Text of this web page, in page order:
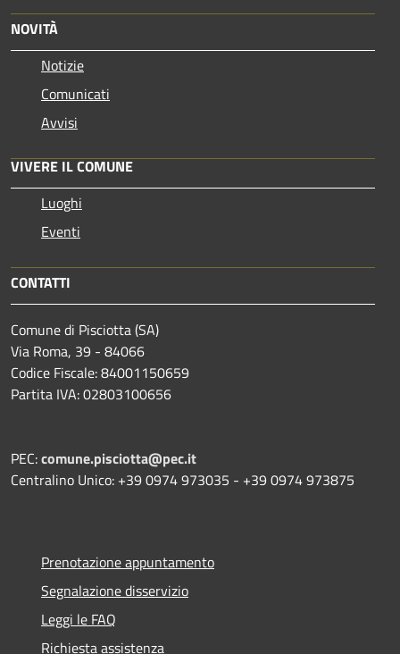
NOVITÀ
Notizie
Comunicati
Avvisi
VIVERE IL COMUNE
Luoghi
Eventi
CONTATTI
Comune di Pisciotta (SA)
Via Roma, 39 - 84066
Codice Fiscale: 84001150659
Partita IVA: 02803100656
PEC:comune.pisciotta@pec.it
Centralino Unico: +39 0974 973035 - +39 0974 973875
Prenotazione appuntamento
Segnalazione disservizio
Leggi le FAQ
Richiesta assistenza